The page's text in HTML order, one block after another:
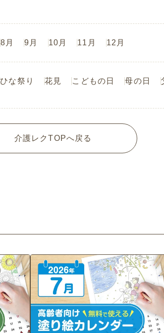
8月 9月 10月 11月 12月
ひな祭り 花見 こどもの日 母の日
介護レクTOPへ戻る